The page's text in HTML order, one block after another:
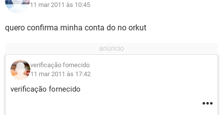
11 mar 2011 às 10:45
quero confirma minha conta do no orkut
verificação fornecido
11 mar 2011 às 17:42
verificação fornecido